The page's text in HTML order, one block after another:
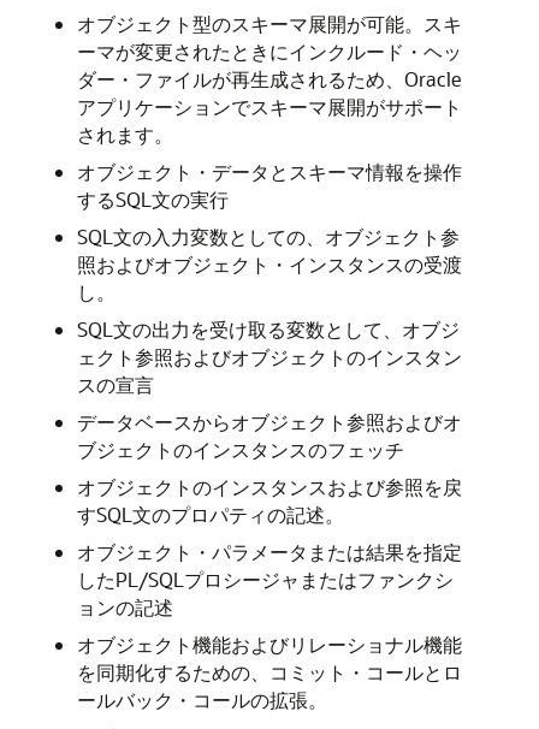
オブジェクト型のスキーマ展開が可能。スキ
ーマが変更されたときにインクルード・ヘッ
ダー・ファイルが再生成されるため、Oracle
アプリケーションでスキーマ展開がサポート
されます。
オブジェクト・データとスキーマ情報を操作
するSQL文の実行
SQL文の入力変数としての、オブジェクト参
照およびオブジェクト・インスタンスの受渡
し。
SQL文の出力を受け取る変数として、オブジ
ェクト参照およびオブジェクトのインスタン
スの宣言
データベースからオブジェクト参照およびオ
ブジェクトのインスタンスのフェッチ
オブジェクトのインスタンスおよび参照を戻
すSQL文のプロパティの記述。
オブジェクト・パラメータまたは結果を指定
したPL/SQLプロシージャまたはファンクシ
ョンの記述
オブジェクト機能およびリレーショナル機能
を同期化するための、コミット・コールとロ
ールバック・コールの拡張。